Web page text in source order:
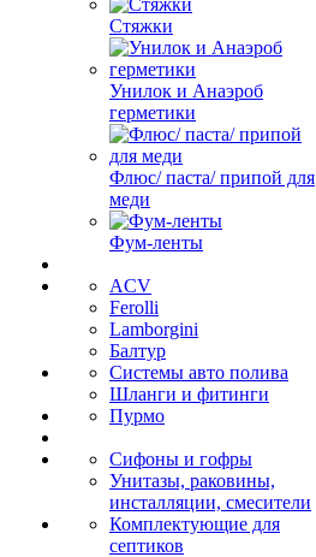
Стяжки
Унилок и Анаэроб
герметики
Флюс/ паста/ припой для
меди
Фум-ленты
ACV
Ferolli
Lamborgini
Балтур
Системы авто полива
Шланги и фитинги
Пурмо
Сифоны и гофры
Унитазы, раковины,
инсталляции, смесители
Комплектующие для
септиков